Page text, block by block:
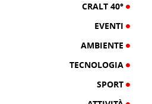
CRALT 40°
EVENTI
AMBIENTE
TECNOLOGIA
SPORT